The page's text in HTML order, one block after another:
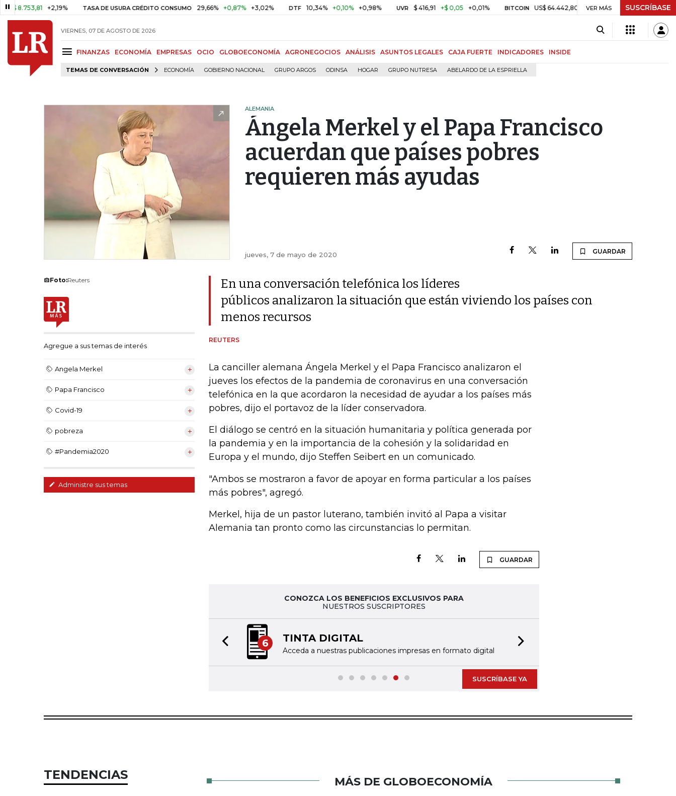
+2,19% TASA DE USURA CRÉDITO CONSUMO 29,66% +0,87% +3,02% DTF 10,34% +0,10% +0,98% UVR $ 416,91 +$ 0,05 +0,01% BITCOIN US$ 64.442,80 -US$ 525,60 -0,81% TRM $
VER MÁS SUSCRÍBASE
VIERNES, 07 DE AGOSTO DE 2026
FINANZAS ECONOMÍA EMPRESAS OCIO GLOBOECONOMÍA AGRONEGOCIOS ANÁLISIS ASUNTOS LEGALES CAJA FUERTE INDICADORES INSIDE
TEMAS DE CONVERSACIÓN ECONOMÍA GOBIERNO NACIONAL GRUPO ARGOS ODINSA HOGAR GRUPO NUTRESA ABELARDO DE LA ESPRIELLA
ALEMANIA
Ángela Merkel y el Papa Francisco
acuerdan que países pobres
requieren más ayudas
jueves, 7 de mayo de 2020 GUARDAR
Foto:Reuters
Agregue a sus temas de interés
Angela Merkel
Papa Francisco
Covid-19
pobreza
#Pandemia2020
Administre sus temas
En una conversación telefónica los líderes
públicos analizaron la situación que están viviendo los países con
menos recursos
REUTERS
La canciller alemana Ángela Merkel y el Papa Francisco analizaron el
jueves los efectos de la pandemia de coronavirus en una conversación
telefónica en la que acordaron la necesidad de ayudar a los países más
pobres, dijo el portavoz de la líder conservadora.
El diálogo se centró en la situación humanitaria y política generada por
la pandemia y en la importancia de la cohesión y la solidaridad en
Europa y el mundo, dijo Steffen Seibert en un comunicado.
"Ambos se mostraron a favor de apoyar en forma particular a los países
más pobres", agregó.
Merkel, hija de un pastor luterano, también invitó al Papa a visitar
Alemania tan pronto como las circunstancias lo permitan.
GUARDAR
CONOZCA LOS BENEFICIOS EXCLUSIVOS PARA
NUESTROS SUSCRIPTORES
6 TINTA DIGITAL
Acceda a nuestras publicaciones impresas en formato digital
Previous slide
SUSCRÍBASE YA
TENDENCIAS MÁS DE GLOBOECONOMÍA